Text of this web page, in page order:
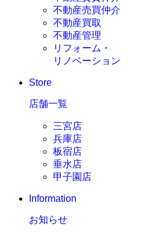
不動産売買仲介
不動産買取
不動産管理
リフォーム・
リノベーション
Store
店舗一覧
三宮店
兵庫店
板宿店
垂水店
甲子園店
Information
お知らせ